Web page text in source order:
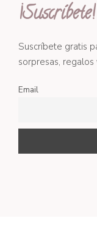
¡Suscríbete!
Suscríbete gratis
sorpresas, regalos
Email